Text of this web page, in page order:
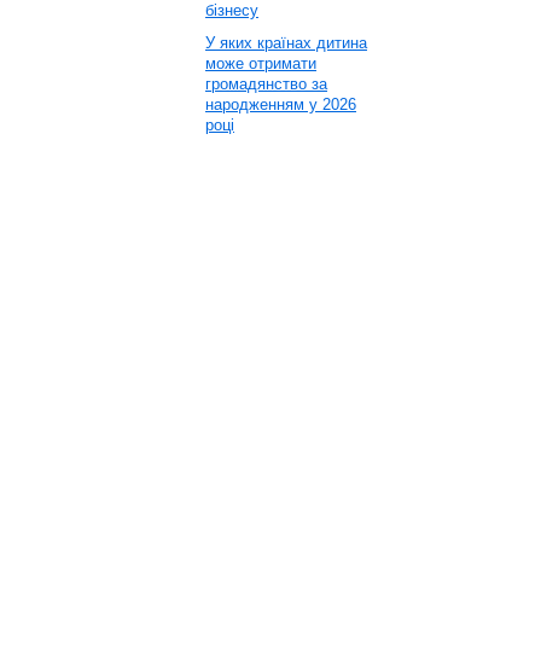
бізнесу
У яких країнах дитина
може отримати
громадянство за
народженням у 2026
році